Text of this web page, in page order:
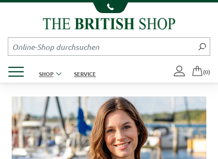
Kompletten Head der Seite überspringen
SHOP SERVICE (0)